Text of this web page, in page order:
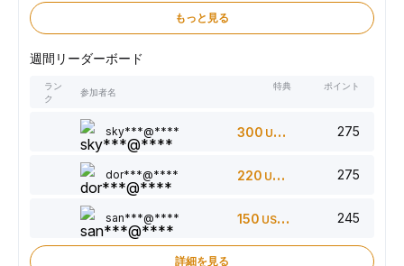
もっと見る
週間リーダーボード
ラン
ク
参加者名
特典 ポイント
sky***@**** 300 USDT 275
dor***@**** 220 USDT 275
san***@**** 150 USDT 245
詳細を見る